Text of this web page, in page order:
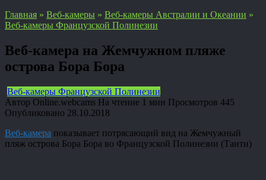
Главная » Веб-камеры » Веб-камеры Австралии и Океании »
Веб-камеры Французской Полинезии
Веб-камера на Жемчужном пляже
острова Бора Бора
Веб-камеры Французской Полинезии
Автор Online.webcams На чтение 1 мин Просмотров 445
Опубликовано 28.10.2018
Веб-камера показывает потрясающий вид на Жемчужный
пляж острова Бора Бора во Французской Полинезии (Таити)